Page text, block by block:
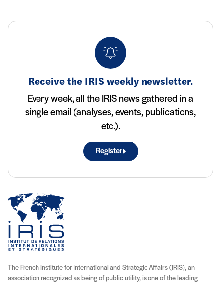
Receive the IRIS weekly newsletter.
Every week, all the IRIS news gathered in a
single email (analyses, events, publications,
etc.).
Register
The French Institute for International and Strategic Affairs (IRIS), an
association recognized as being of public utility, is one of the leading